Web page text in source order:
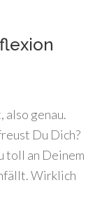
also genau.
Du Dich?
toll an Deinem
Wirklich